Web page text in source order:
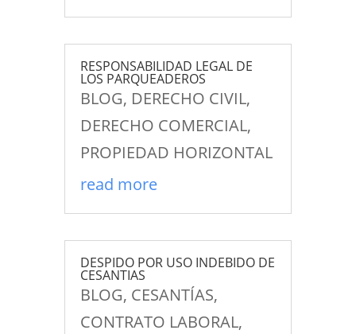
RESPONSABILIDAD LEGAL DE
LOS PARQUEADEROS
BLOG, DERECHO CIVIL,
DERECHO COMERCIAL,
PROPIEDAD HORIZONTAL
read more
DESPIDO POR USO INDEBIDO DE
CESANTIAS
BLOG, CESANTÍAS,
CONTRATO LABORAL,